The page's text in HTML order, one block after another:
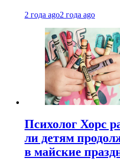
2 года ago2 года ago
Психолог Хорс
ли детям
в майские